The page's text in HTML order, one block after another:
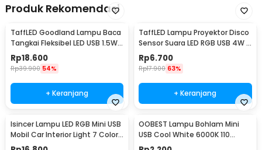
Produk Rekomendasi
TaffLED Goodland Lampu Baca
Tangkai Fleksibel LED USB 1.5W
with Switch 28 Led - LZY-028
Rp18.600
Rp39.900 54%
+ Keranjang
TaffLED Lampu Proyektor Disco
Sensor Suara LED RGB USB 4W -
HS-WT-006
Rp6.700
Rp17.900 63%
+ Keranjang
Isincer Lampu LED RGB Mini USB
Mobil Car Interior Light 7 Color
- IS504
OOBEST Lampu Bohlam Mini
USB Cool White 6000K 110
Lumens 5V 1W - OB60